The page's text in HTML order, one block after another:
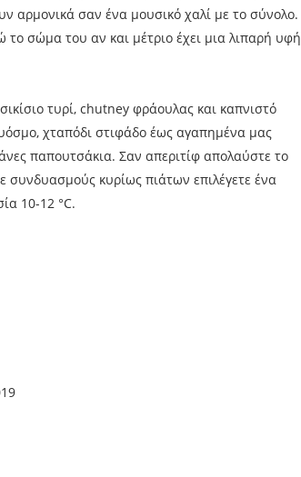
αρμονικά σαν ένα μουσικό χαλί με το σύνολο.
σώμα του αν και μέτριο έχει μια λιπαρή υφή
τυρί, chutney φράουλας και καπνιστό
χταπόδι στιφάδο έως αγαπημένα μας
παπουτσάκια. Σαν απεριτίφ απολαύστε το
συνδυασμούς κυρίως πιάτων επιλέγετε ένα
10-12 °C.